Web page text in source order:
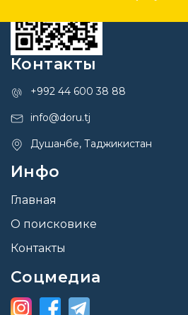
Контакты
+992 44 600 38 88
info@doru.tj
Душанбе, Таджикистан
Инфо
Главная
О поисковике
Контакты
Соцмедиа